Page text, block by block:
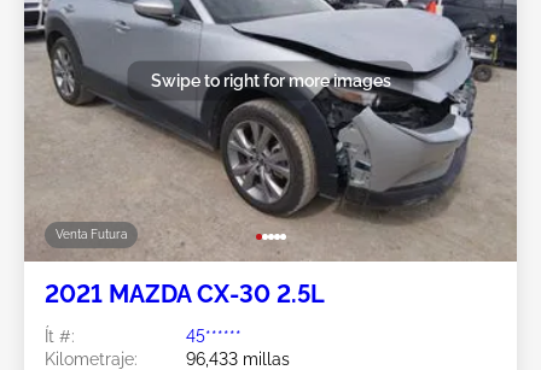
Venta Futura
Swipe to right for more images
2021 MAZDA CX-30 2.5L
Ít #:
45******
Kilometraje:
96,433 millas